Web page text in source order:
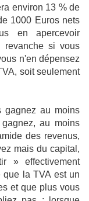
environ 13 % de
1000 Euros nets
en apercevoir
revanche si vous
n'en dépensez
soit seulement
gagnez au moins
au moins
des revenus,
mais du capital,
» effectivement
la TVA est un
et que plus vous